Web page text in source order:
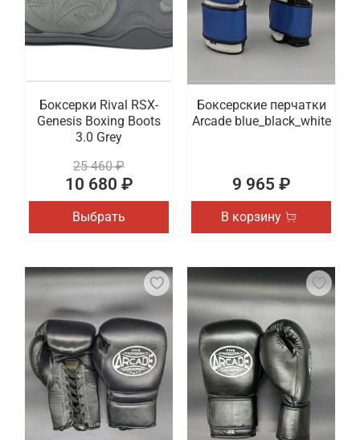
Боксерки Rival RSX-
Genesis Boxing Boots
3.0 Grey
25 460 ₽
10 680 ₽
Выбрать
Боксерские перчатки
Arcade blue_black_white
9 965 ₽
В корзину